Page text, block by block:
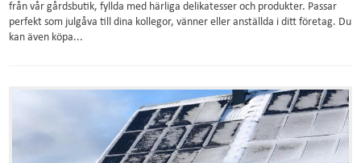
från vår gårdsbutik, fyllda med härliga delikatesser och produkter. Passar
perfekt som julgåva till dina kollegor, vänner eller anställda i ditt företag. Du
kan även köpa...